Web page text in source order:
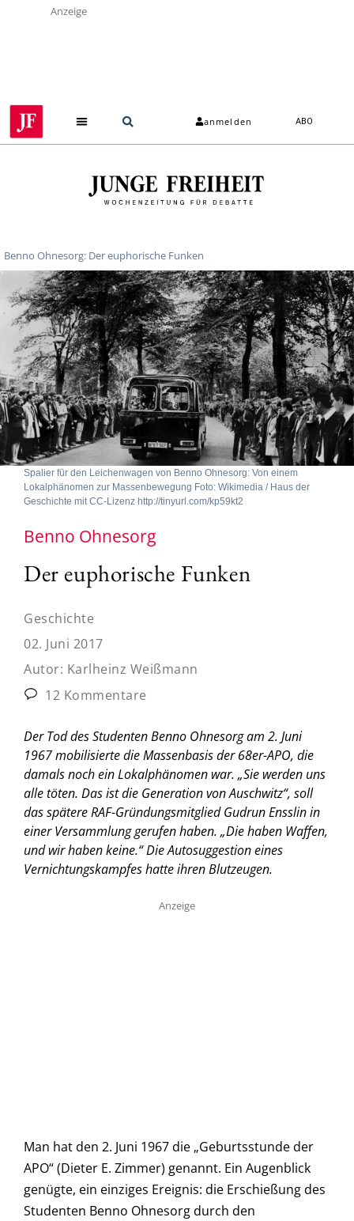
Anzeige
anmelden ABO
Benno Ohnesorg: Der euphorische Funken
Spalier für den Leichenwagen von Benno Ohnesorg: Von einem
Lokalphänomen zur Massenbewegung Foto: Wikimedia / Haus der
Geschichte mit CC-Lizenz http://tinyurl.com/kp59kt2
Benno Ohnesorg
Der euphorische Funken
Geschichte
02. Juni 2017
Autor: Karlheinz Weißmann
12 Kommentare
Der Tod des Studenten Benno Ohnesorg am 2. Juni
1967 mobilisierte die Massenbasis der 68er-APO, die
damals noch ein Lokalphänomen war. „Sie werden uns
alle töten. Das ist die Generation von Auschwitz“, soll
das spätere RAF-Gründungsmitglied Gudrun Ensslin in
einer Versammlung gerufen haben. „Die haben Waffen,
und wir haben keine.“ Die Autosuggestion eines
Vernichtungskampfes hatte ihren Blutzeugen.
Anzeige
Man hat den 2. Juni 1967 die „Geburtsstunde der
APO“ (Dieter E. Zimmer) genannt. Ein Augenblick
genügte, ein einziges Ereignis: die Erschießung des
Studenten Benno Ohnesorg durch den